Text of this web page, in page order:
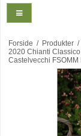
Forside / Produkter /
2020 Chianti
Castelvecchi FSOMM